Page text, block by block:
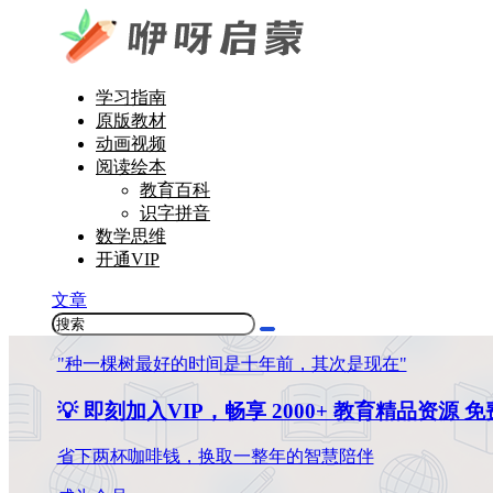
学习指南
原版教材
动画视频
阅读绘本
教育百科
识字拼音
数学思维
开通VIP
文章
"种一棵树最好的时间是十年前，其次是现在"
💡 即刻加入VIP，畅享 2000+ 教育精品资源 免
省下两杯咖啡钱，换取一整年的智慧陪伴